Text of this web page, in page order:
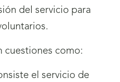
del servicio para
cuestiones como:
el servicio de